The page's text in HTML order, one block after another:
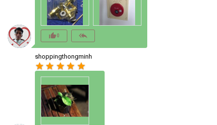
thumb_up_alt0 reply_all
shoppingthongminh
star star star star star